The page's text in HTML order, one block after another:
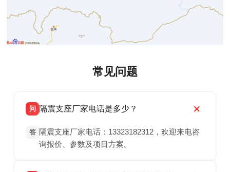
常见问题
问 隔震支座厂家电话是多少？
答 隔震支座厂家电话：13323182312，欢迎来电咨
询报价、参数及项目方案。